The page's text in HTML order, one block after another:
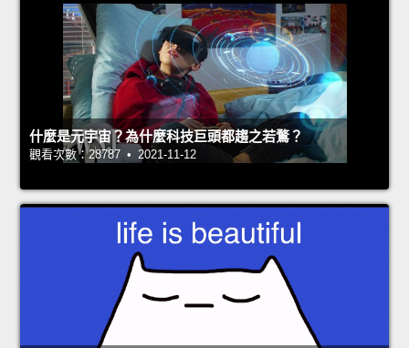
什麼是元宇宙？為什麼科技巨頭都趨之若鶩？
觀看次數：28787 • 2021-11-12